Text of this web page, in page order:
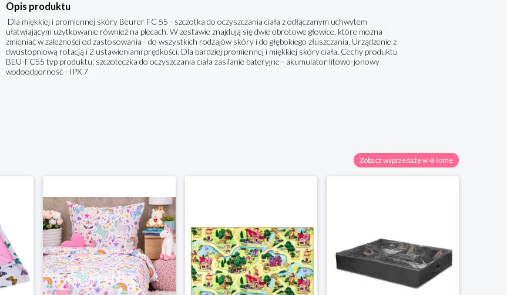
Opis produktu
Dla miękkiej i promiennej skóry Beurer FC 55 - szczotka do oczyszczania ciała z odłączanym uchwytem
ułatwiającym użytkowanie również na plecach. W zestawie znajdują się dwie obrotowe głowice, które można
zmieniać w zależności od zastosowania - do wszystkich rodzajów skóry i do głębokiego złuszczania. Urządzenie z
dwustopniową rotacją i 2 ustawieniami prędkości. Dla bardziej promiennej i miękkiej skóry ciała. Cechy produktu
BEU-FC55 typ produktu: szczoteczka do oczyszczania ciała zasilanie bateryjne - akumulator litowo-jonowy
wodoodporność - IPX 7
Zobacz wyprzedaże w 4Home